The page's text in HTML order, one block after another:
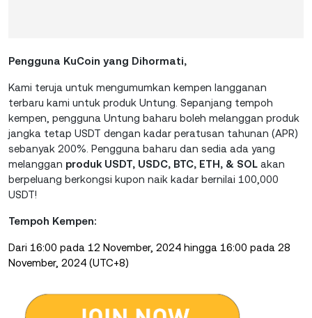
Pengguna KuCoin yang Dihormati,
Kami teruja untuk mengumumkan kempen langganan
terbaru kami untuk produk Untung. Sepanjang tempoh
kempen, pengguna Untung baharu boleh melanggan produk
jangka tetap USDT dengan kadar peratusan tahunan (APR)
sebanyak 200%. Pengguna baharu dan sedia ada yang
melanggan produk USDT, USDC, BTC, ETH, & SOL akan
berpeluang berkongsi kupon naik kadar bernilai 100,000
USDT!
Tempoh Kempen:
Dari 16:00 pada 12 November, 2024 hingga 16:00 pada 28
November, 2024 (UTC+8)